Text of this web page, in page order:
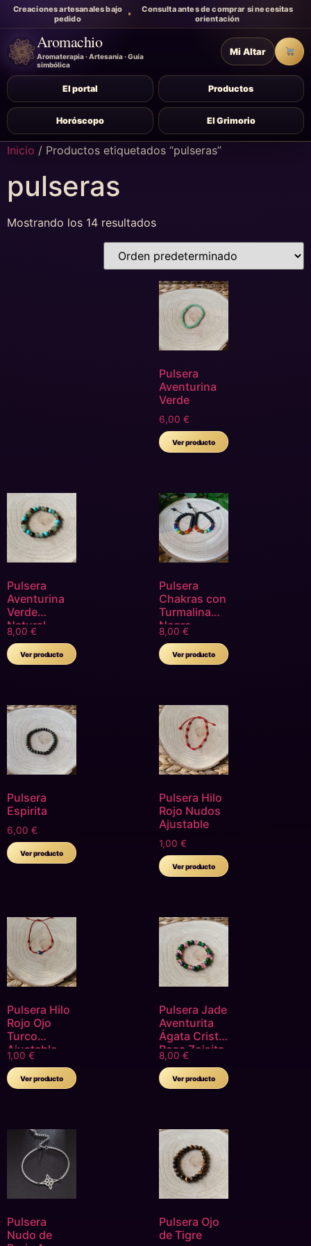
Creaciones artesanales bajo
pedido
Consulta antes de comprar si necesitas
orientación
Aromachio
Aromaterapia · Artesanía · Guía
simbólica
El portal Productos
Horóscopo El Grimorio
Mi Altar
Inicio / Productos etiquetados “pulseras”
pulseras
Mostrando los 14 resultados
Pulsera
Aventurina
Verde
6,00 €
Ver producto
Pulsera
Aventurina
Verde
Natural
Turquesa
Ojo Tigre
8,00 €
Ver producto
Pulsera
Chakras con
Turmalina
Negra
Ajustable
8,00 €
Ver producto
Pulsera
Espirita
6,00 €
Ver producto
Pulsera Hilo
Rojo Nudos
Ajustable
1,00 €
Ver producto
Pulsera Hilo
Rojo Ojo
Turco
Ajustable
1,00 €
Ver producto
Pulsera Jade
Aventurita
Ágata Cristal
Rosa Zoisita
8,00 €
Ver producto
Pulsera
Nudo de
Pulsera Ojo
de Tigre